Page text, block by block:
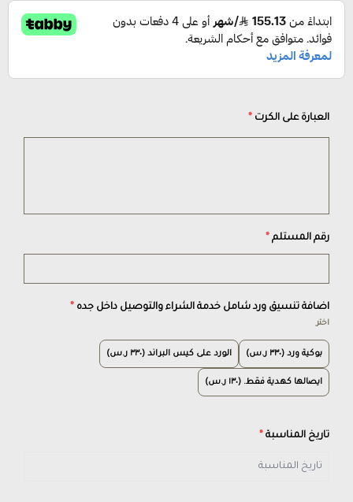
العبارة على الكرت *
رقم المستلم *
اضافة تنسيق ورد شامل خدمة الشراء والتوصيل داخل جده *
اختر
بوكية ورد (٣٣٠ ر.س) الورد على كيس البراند (٣٣٠ ر.س)
ايصالها كهدية فقط. (١٣٠ ر.س)
تاريخ المناسبة *